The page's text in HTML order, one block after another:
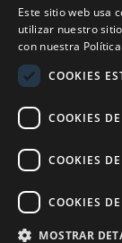
CONTACTO
Tel 0034 93
Acceso
Este sitio web usa
utilizar nuestro
con nuestra
COOKIES
COOKIES
COOKIES
COOKIES
MOSTRAR